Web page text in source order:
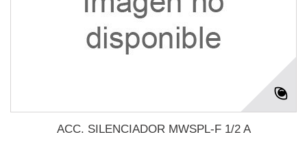
ACC. SILENCIADOR MWSPL-F 1/2 A